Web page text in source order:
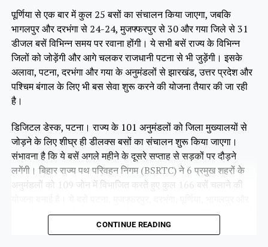
पूर्णिया से एक बार में कुल 25 बसों का संचालन किया जाएगा, जबकि
भागलपुर और दरभंगा से 24-24, मुजफ्फरपुर से 30 और गया जिले से 31
डीजल बसें विभिन्न समय पर रवाना होंगी। ये सभी बसें राज्य के विभिन्न
जिलों को जोड़ेंगी और आगे चलकर राजधानी पटना से भी जुड़ेंगी। इसके
अलावा, पटना, दरभंगा और गया के अनुमंडलों से झारखंड, उत्तर प्रदेश और
पश्चिम बंगाल के लिए भी बस सेवा शुरू करने की योजना तैयार की जा रही
है।
डिजिटल डेस्क, पटना। राज्य के 101 अनुमंडलों को जिला मुख्यालयों से
जोड़ने के लिए शीघ्र ही डीलक्स बसों का संचालन शुरू किया जाएगा।
संभावना है कि ये बसें अगले महीने के दूसरे सप्ताह से सड़कों पर दौड़ने
लगेंगी। बिहार राज्य पथ परिवहन निगम (BSRTC) ने 6 प्रमुख शहरों के
अनुमंडलों को 109 जोन में विभाजित करते हुए कुल 166 बसें चलाने की
गया की पंचायतों को उनके संबंधित जिला मुख्यालयों से जोड़ेंगी। इन बसों के
सभी रूट पहले ही तय किए जा चुके हैं। फिलहाल ये बसें परमिट प्रक्रिया में
CONTINUE READING